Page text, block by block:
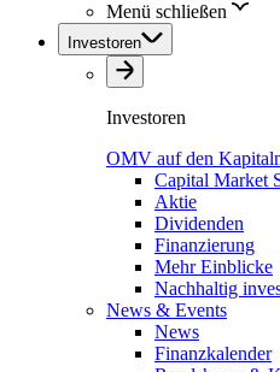
Menü schließen
Investoren
Investoren
OMV auf den
Capital Market
Aktie
Dividenden
Finanzierung
Mehr Einblicke
Nachhaltig
News & Events
News
Finanzkalender